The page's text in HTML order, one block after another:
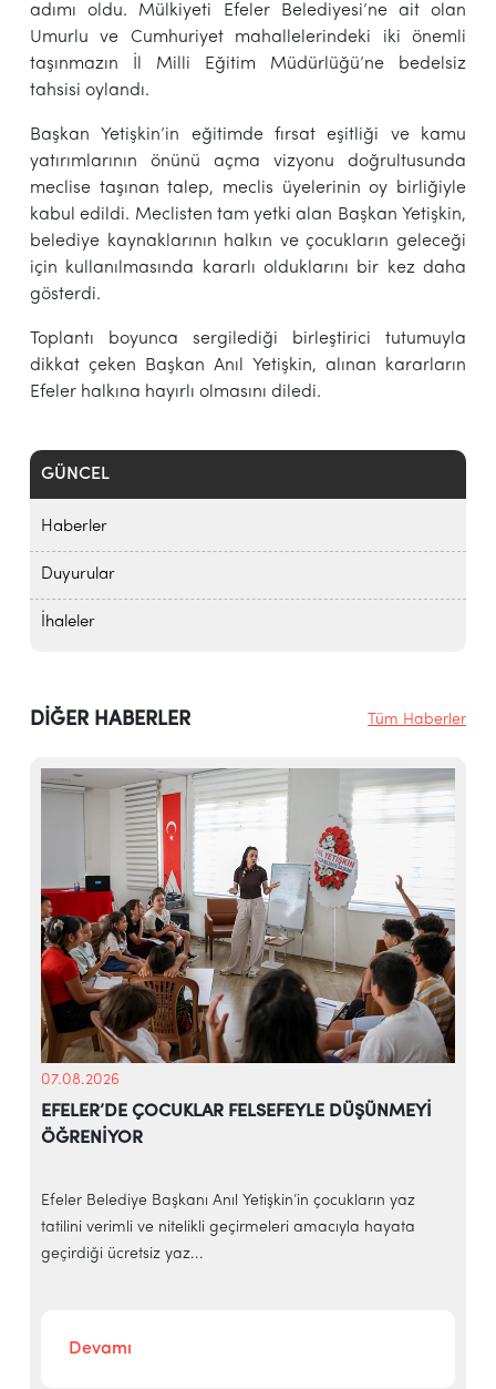
GÜNCEL
Haberler
Duyurular
İhaleler
adımı oldu. Mülkiyeti Efeler Belediyesi’ne ait olan
Umurlu ve Cumhuriyet mahallelerindeki iki önemli
taşınmazın İl Milli Eğitim Müdürlüğü’ne bedelsiz
tahsisi oylandı.
Başkan Yetişkin’in eğitimde fırsat eşitliği ve kamu
yatırımlarının önünü açma vizyonu doğrultusunda
meclise taşınan talep, meclis üyelerinin oy birliğiyle
kabul edildi. Meclisten tam yetki alan Başkan Yetişkin,
belediye kaynaklarının halkın ve çocukların geleceği
için kullanılmasında kararlı olduklarını bir kez daha
gösterdi.
Toplantı boyunca sergilediği birleştirici tutumuyla
dikkat çeken Başkan Anıl Yetişkin, alınan kararların
Efeler halkına hayırlı olmasını diledi.
DİĞER HABERLER Tüm Haberler
07.08.2026
EFELER’DE ÇOCUKLAR FELSEFEYLE DÜŞÜNMEYİ
ÖĞRENİYOR
Efeler Belediye Başkanı Anıl Yetişkin’in çocukların yaz
tatilini verimli ve nitelikli geçirmeleri amacıyla hayata
geçirdiği ücretsiz yaz...
Devamı